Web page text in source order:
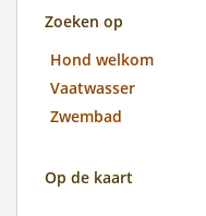
Zoeken op
Hond welkom
Vaatwasser
Zwembad
Op de kaart